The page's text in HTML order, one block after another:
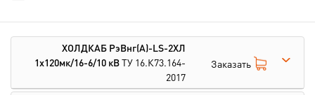
ХОЛДКАБ РэВнг(А)-LS-2ХЛ
1х120мк/16-6/10 кВТУ 16.К73.164-
2017
Заказать